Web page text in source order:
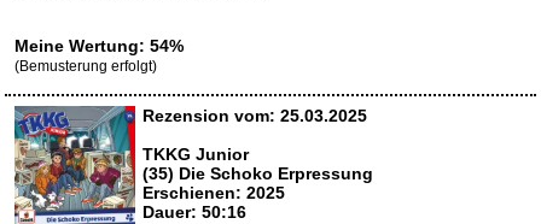
Meine Wertung: 54%
(Bemusterung erfolgt)
Rezension vom: 25.03.2025
TKKG Junior
(35) Die Schoko Erpressung
Erschienen: 2025
Dauer: 50:16